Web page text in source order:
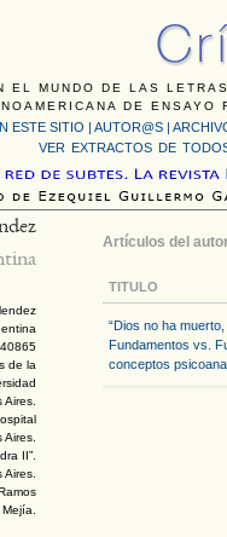
EL MUNDO DE LAS
DE
ESTE SITIO | AUTOR@S |
VER EXTRACTOS DE
de la
II”.
Mejía.
Artículos del
TITULO
“Dios no ha
Fundamentos vs.
conceptos